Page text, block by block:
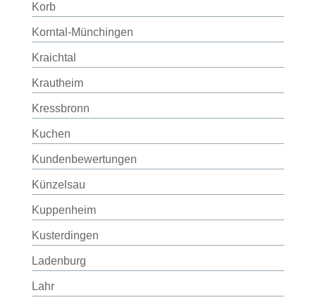
Korb
Korntal-Münchingen
Kraichtal
Krautheim
Kressbronn
Kuchen
Kundenbewertungen
Künzelsau
Kuppenheim
Kusterdingen
Ladenburg
Lahr